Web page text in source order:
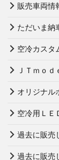
販売車両情
ただいま納
空冷カスタ
ＪＴｍｏｄ
オリジナル
空冷用ＬＥ
過去に販売
過去に販売